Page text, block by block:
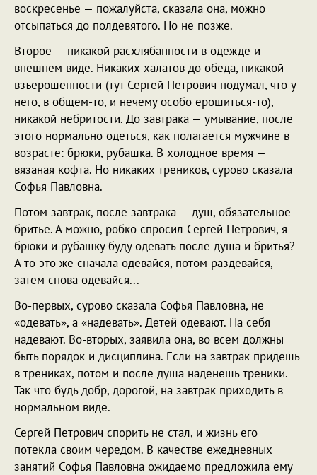
воскресенье — пожалуйста, сказала она, можно
отсыпаться до полдевятого. Но не позже.
Второе — никакой расхлябанности в одежде и
внешнем виде. Никаких халатов до обеда, никакой
взъерошенности (тут Сергей Петрович подумал, что у
него, в общем-то, и нечему особо ерошиться-то),
никакой небритости. До завтрака — умывание, после
этого нормально одеться, как полагается мужчине в
возрасте: брюки, рубашка. В холодное время —
вязаная кофта. Но никаких треников, сурово сказала
Софья Павловна.
Потом завтрак, после завтрака — душ, обязательное
бритье. А можно, робко спросил Сергей Петрович, я
брюки и рубашку буду одевать после душа и бритья?
А то это же сначала одевайся, потом раздевайся,
затем снова одевайся...
Во-первых, сурово сказала Софья Павловна, не
«одевать», а «надевать». Детей одевают. На себя
надевают. Во-вторых, заявила она, во всем должны
быть порядок и дисциплина. Если на завтрак придешь
в трениках, потом и после душа наденешь треники.
Так что будь добр, дорогой, на завтрак приходить в
нормальном виде.
Сергей Петрович спорить не стал, и жизнь его
потекла своим чередом. В качестве ежедневных
занятий Софья Павловна ожидаемо предложила ему